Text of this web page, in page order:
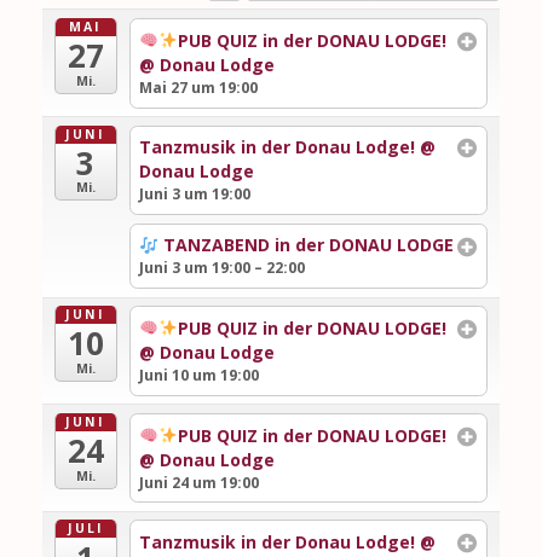
MAI
27
Mi.
PUB QUIZ in der DONAU LODGE!
@ Donau Lodge
Mai 27 um 19:00
JUNI
3
Mi.
Tanzmusik in der Donau Lodge! @
Donau Lodge
Juni 3 um 19:00
TANZABEND in der DONAU LODGE
Juni 3 um 19:00 – 22:00
JUNI
10
Mi.
PUB QUIZ in der DONAU LODGE!
@ Donau Lodge
Juni 10 um 19:00
JUNI
24
Mi.
PUB QUIZ in der DONAU LODGE!
@ Donau Lodge
Juni 24 um 19:00
JULI
Tanzmusik in der Donau Lodge! @